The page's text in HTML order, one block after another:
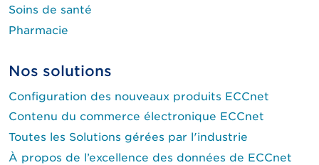
Soins de santé
Pharmacie
Nos solutions
Configuration des nouveaux produits ECCnet
Contenu du commerce électronique ECCnet
Toutes les Solutions gérées par l'industrie
À propos de l’excellence des données de ECCnet